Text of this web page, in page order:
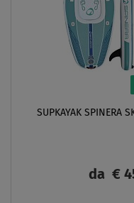
SUPKAYAK SPINERA
da€